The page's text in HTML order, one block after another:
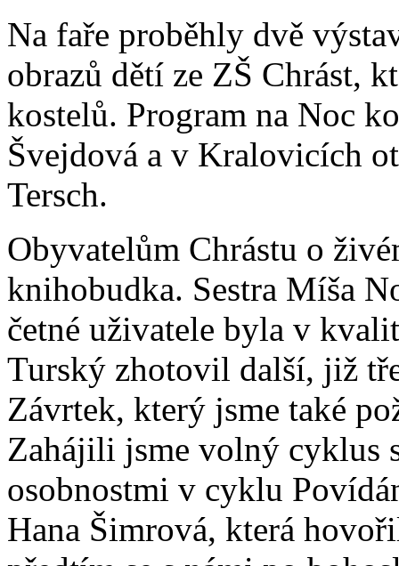
Na faře proběhly dvě
obrazů dětí ze ZŠ Chrást,
kostelů. Program na Noc
Švejdová a v Kralovicích
Tersch.
Obyvatelům Chrástu o
knihobudka. Sestra Míša
četné uživatele byla v
Turský zhotovil další, již
Závrtek, který jsme také
Zahájili jsme volný cyklus
osobnostmi v cyklu
Hana Šimrová, která